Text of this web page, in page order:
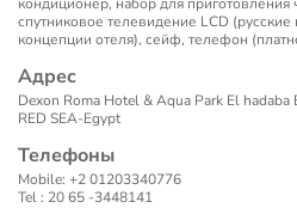
спутниковое телевидение LCD
концепции отеля), сейф, телефон
Адрес
Dexon Roma Hotel & Aqua Park El
RED SEA-Egypt
Телефоны
Mobile: +2 01203340776
Tel : 20 65 -3448141